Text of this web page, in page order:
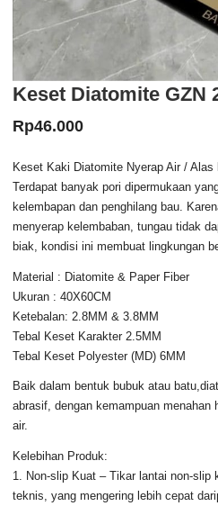
Keset Diatomite GZN
Rp46.000
Keset Kaki Diatomite Nyerap Air /
Terdapat banyak pori dipermukaan
kelembapan dan penghilang bau.
menyerap kelembaban, tungau tidak
biak, kondisi ini membuat lingkungan
Material : Diatomite & Paper Fiber
Ukuran : 40X60CM
Ketebalan: 2.8MM & 3.8MM
Tebal Keset Karakter 2.5MM
Tebal Keset Polyester (MD) 6MM
Baik dalam bentuk bubuk atau
abrasif, dengan kemampuan menahan
air.
Kelebihan Produk:
1. Non-slip Kuat – Tikar lantai non-slip
teknis, yang mengering lebih cepat